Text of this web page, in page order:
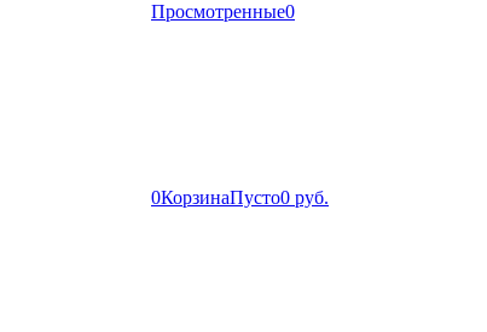
Просмотренные0
0КорзинаПусто0 руб.